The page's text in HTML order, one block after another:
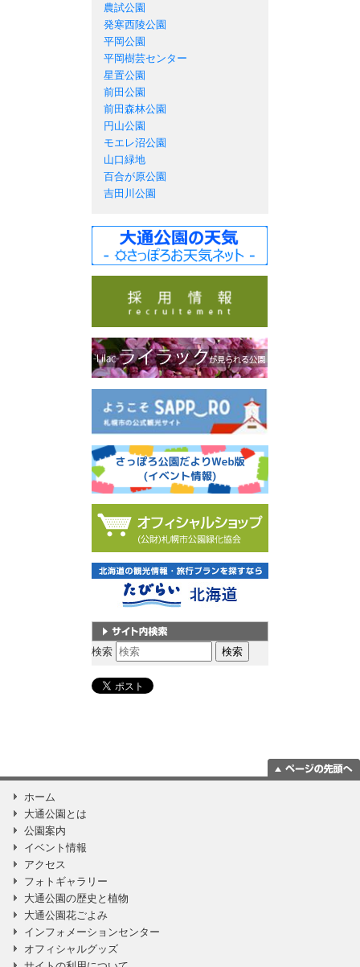
農試公園
発寒西陵公園
平岡公園
平岡樹芸センター
星置公園
前田公園
前田森林公園
円山公園
モエレ沼公園
山口緑地
百合が原公園
吉田川公園
サイト内検索
検索
ホーム
大通公園とは
公園案内
イベント情報
アクセス
フォトギャラリー
大通公園の歴史と植物
大通公園花ごよみ
インフォメーションセンター
オフィシャルグッズ